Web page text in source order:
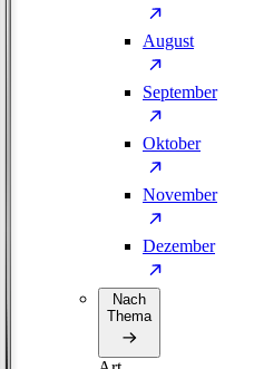
August
September
Oktober
November
Dezember
Nach
Thema